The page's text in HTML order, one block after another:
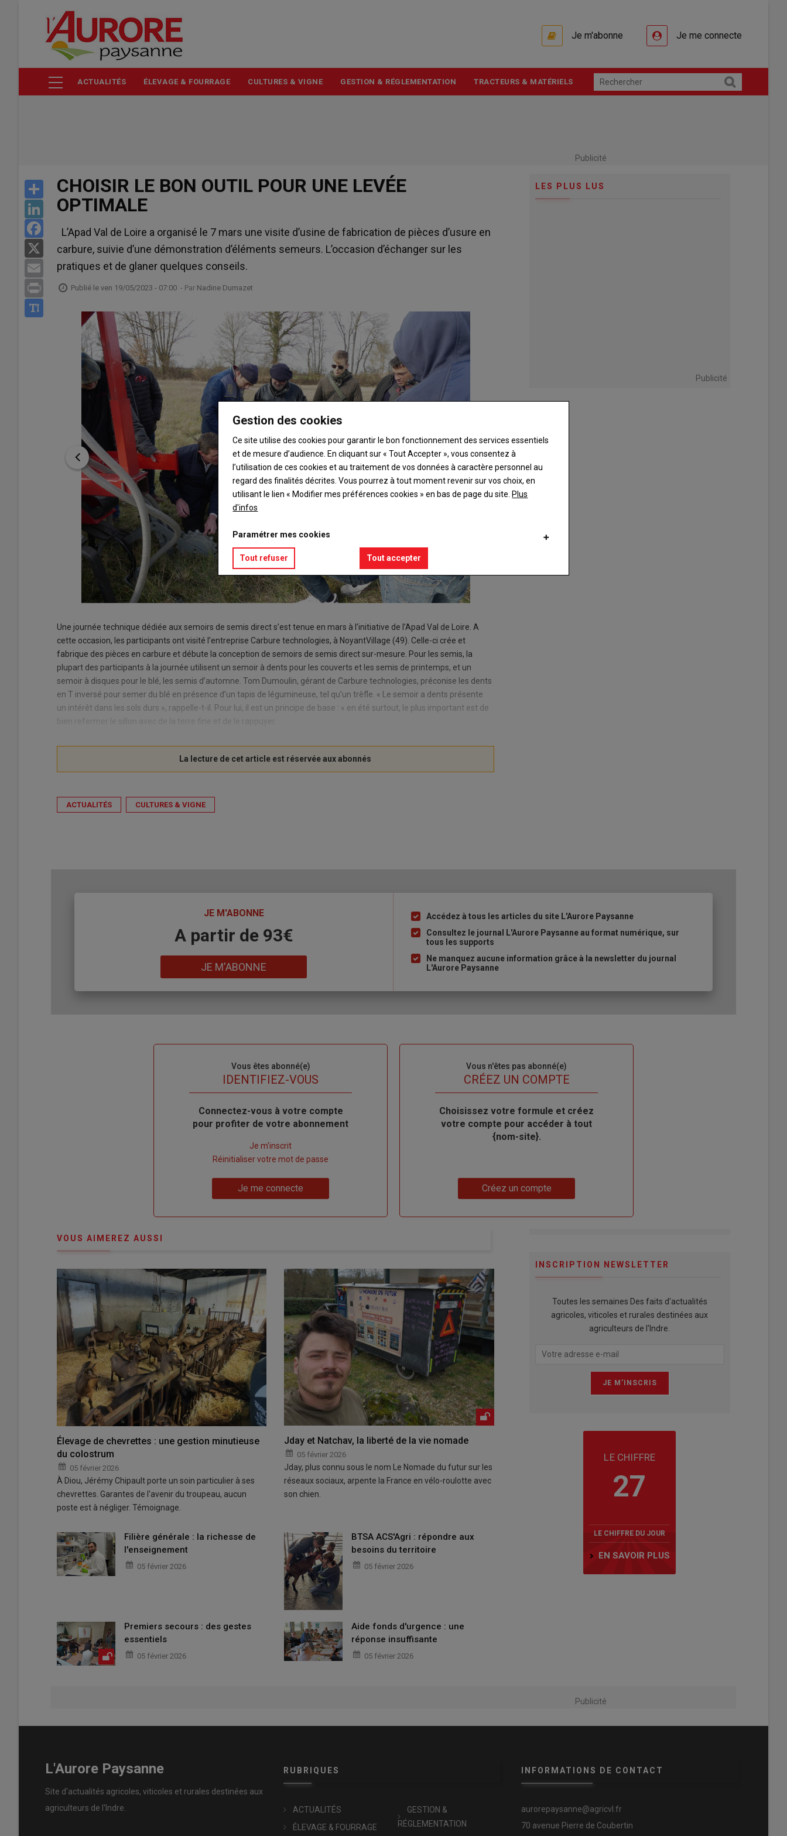
contenu
Je m'abonne Je me connecte
ACTUALITÉS ÉLEVAGE & FOURRAGE CULTURES & VIGNE GESTION & RÉGLEMENTATION TRACTEURS & MATÉRIELS
Publicité
Share
LinkedIn
Facebook
Email
Print
CHOISIR LE BON OUTIL POUR UNE LEVÉE
OPTIMALE
L’Apad Val de Loire a organisé le 7 mars une visite d’usine de fabrication de pièces d’usure en
carbure, suivie d’une démonstration d’éléments semeurs. L’occasion d’échanger sur les
pratiques et de glaner quelques conseils.
Publié le ven 19/05/2023 - 07:00 - Par Nadine Dumazet
Une journée technique dédiée aux semoirs de semis direct s’est tenue en mars à l’initiative de l’Apad Val de Loire. A
cette occasion, les participants ont visité l’entreprise Carbure technologies, à NoyantVillage (49). Celle-ci crée et
fabrique des pièces en carbure et débute la conception de semoirs de semis direct sur-mesure. Pour les semis, la
plupart des participants à la journée utilisent un semoir à dents pour les couverts et les semis de printemps, et un
semoir à disques pour le blé, les semis d’automne. Tom Dumoulin, gérant de Carbure technologies, préconise les dents
en T inversé pour semer du blé en présence d’un tapis de légumineuse, tel qu’un trèfle. « Le semoir a dents présente
un intérêt dans les sols durs », rappelle-t-il. Pour lui, il est un principe de base : « en été surtout, le plus important est de
bien refermer le sillon avec de la terre fine et de le rappuyer.
ACTUALITÉS CULTURES & VIGNE
LES PLUS LUS
Publicité
JE M'ABONNE
A partir de 93€
JE M'ABONNE
Liste
à
puce
Accédez à tous les articles du site L'Aurore Paysanne
Consultez le journal L'Aurore Paysanne au format numérique, sur
tous les supports
Ne manquez aucune information grâce à la newsletter du journal
L'Aurore Paysanne
Vous êtes abonné(e)
IDENTIFIEZ-VOUS
Body
Connectez-vous à votre compte
pour profiter de votre abonnement
compte"
Je m'inscrit
Réinitialiser votre mot de passe
Je me connecte
Vous n'êtes pas abonné(e)
TITRECRÉEZ UN COMPTE
Body
Choisissez votre formule et créez
votre compte pour accéder à tout
{nom-site}.
Créez un compte
VOUS AIMEREZ AUSSI
Élevage de chevrettes : une gestion minutieuse
du colostrum
05 février 2026
À Diou, Jérémy Chipault porte un soin particulier à ses
chevrettes. Garantes de l'avenir du troupeau, aucun
poste est à négliger. Témoignage.
Jday et Natchav, la liberté de la vie nomade
05 février 2026
Jday, plus connu sous le nom Le Nomade du futur sur les
réseaux sociaux, arpente la France en vélo-roulotte avec
son chien.
Filière générale : la richesse de
l'enseignement
05 février 2026
BTSA ACS'Agri : répondre aux
besoins du territoire
05 février 2026
Premiers secours : des gestes
essentiels
05 février 2026
Aide fonds d'urgence : une
réponse insuffisante
05 février 2026
INSCRIPTION NEWSLETTER
Toutes les semaines Des faits d'actualités
agricoles, viticoles et rurales destinées aux
agriculteurs de l'Indre.
LE CHIFFRE
27
LE CHIFFRE DU JOUR
EN SAVOIR PLUS
Publicité
L'Aurore Paysanne
Site d'actualités agricoles, viticoles et rurales destinées aux
agriculteurs de l'Indre.
RUBRIQUES
ACTUALITÉS
ÉLEVAGE & FOURRAGE
GESTION &
RÉGLEMENTATION
INFORMATIONS DE CONTACT
aurorepaysanne@agricvl.fr
70 avenue Pierre de Coubertin
Gestion des cookies
Ce site utilise des cookies pour garantir le bon fonctionnement des services essentiels
et de mesure d’audience. En cliquant sur « Tout Accepter », vous consentez à
l’utilisation de ces cookies et au traitement de vos données à caractère personnel au
regard des finalités décrites. Vous pourrez à tout moment revenir sur vos choix, en
utilisant le lien « Modifier mes préférences cookies » en bas de page du site. Plus
d'infos
Paramétrer mes cookies
Tout refuser Tout accepter